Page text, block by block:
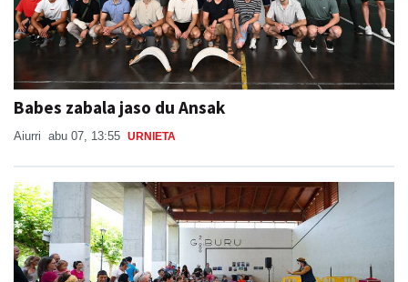
Babes zabala jaso du Ansak
Aiurri abu 07, 13:55 URNIETA